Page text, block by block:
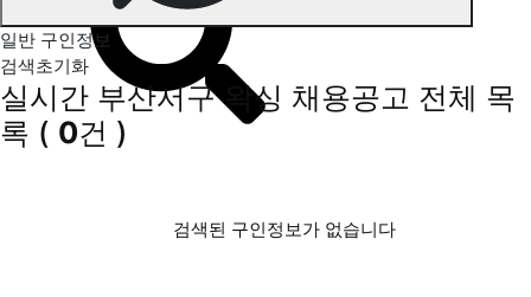
일반 구인정보
검색초기화
실시간 부산서구 왁싱 채용공고 전체 목
록 ( 0건 )
검색된 구인정보가 없습니다